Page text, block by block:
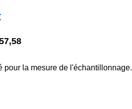
pour la mesure de l'échantillonnage.